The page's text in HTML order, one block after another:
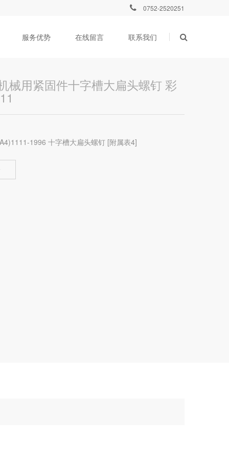
0752-2520251
服务优势 在线留言 联系我们
搜索
械用紧固件十字槽大扁头螺钉 彩
1996 十字槽大扁头螺钉 [附属表4]